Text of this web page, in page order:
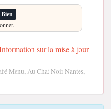
Bien
Information sur la mise à jour
Menu, Au Chat Noir Nantes,